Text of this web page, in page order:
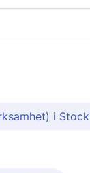
i